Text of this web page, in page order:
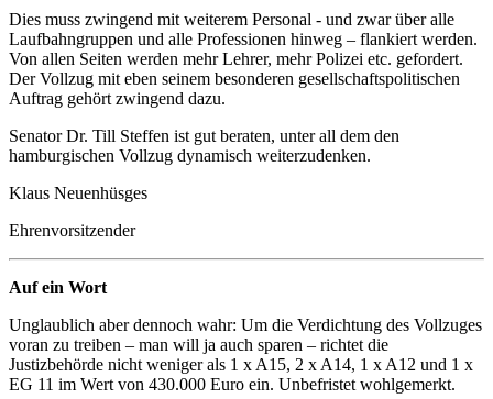
Dies muss zwingend mit weiterem Personal - und zwar über alle
Laufbahngruppen und alle Professionen hinweg – flankiert werden.
Von allen Seiten werden mehr Lehrer, mehr Polizei etc. gefordert.
Der Vollzug mit eben seinem besonderen gesellschaftspolitischen
Auftrag gehört zwingend dazu.
Senator Dr. Till Steffen ist gut beraten, unter all dem den
hamburgischen Vollzug dynamisch weiterzudenken.
Klaus Neuenhüsges
Ehrenvorsitzender
Auf ein Wort
Unglaublich aber dennoch wahr: Um die Verdichtung des Vollzuges
voran zu treiben – man will ja auch sparen – richtet die
Justizbehörde nicht weniger als 1 x A15, 2 x A14, 1 x A12 und 1 x
EG 11 im Wert von 430.000 Euro ein. Unbefristet wohlgemerkt.